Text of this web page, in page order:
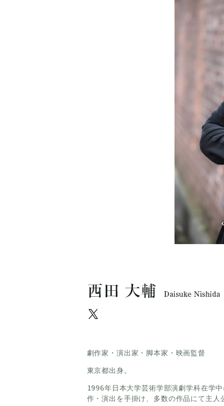
劇作家・演出家・脚本家・映画監督
東京都出身。
1996年日本大学芸術学部演劇学科在学
作・演出を手掛け、多数の作品にて主人